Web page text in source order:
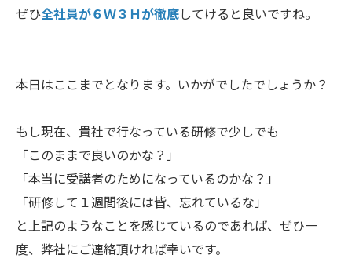
ぜひ全社員が６Ｗ３Ｈが徹底してけると良いですね。
本日はここまでとなります。いかがでしたでしょうか？
もし現在、貴社で行なっている研修で少しでも
「このままで良いのかな？」
「本当に受講者のためになっているのかな？」
「研修して１週間後には皆、忘れているな」
と上記のようなことを感じているのであれば、ぜひ一
度、弊社にご連絡頂ければ幸いです。